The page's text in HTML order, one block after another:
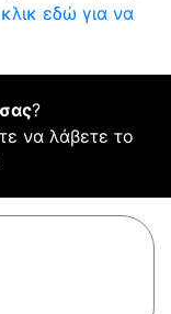
εδώ για να
?
να λάβετε το